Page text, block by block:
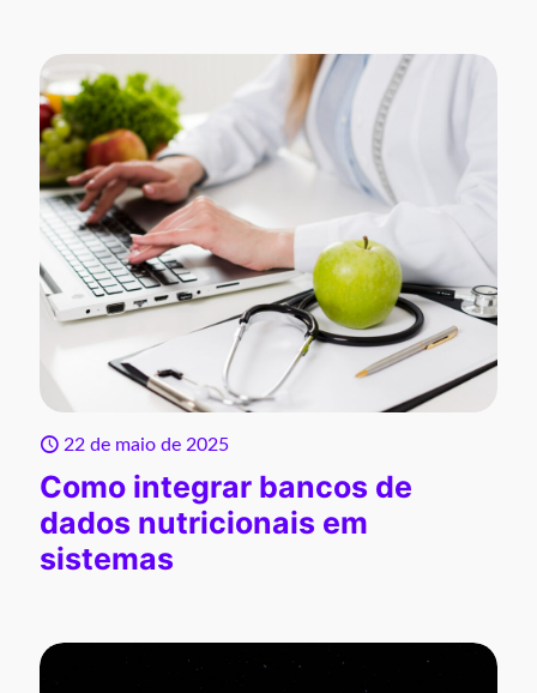
22 de maio de 2025
Como integrar bancos de
dados nutricionais em
sistemas